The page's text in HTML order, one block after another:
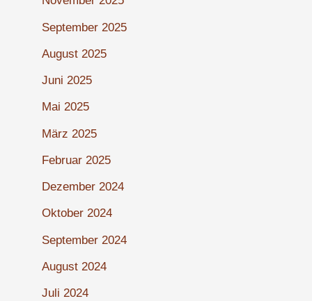
September 2025
August 2025
Juni 2025
Mai 2025
März 2025
Februar 2025
Dezember 2024
Oktober 2024
September 2024
August 2024
Juli 2024